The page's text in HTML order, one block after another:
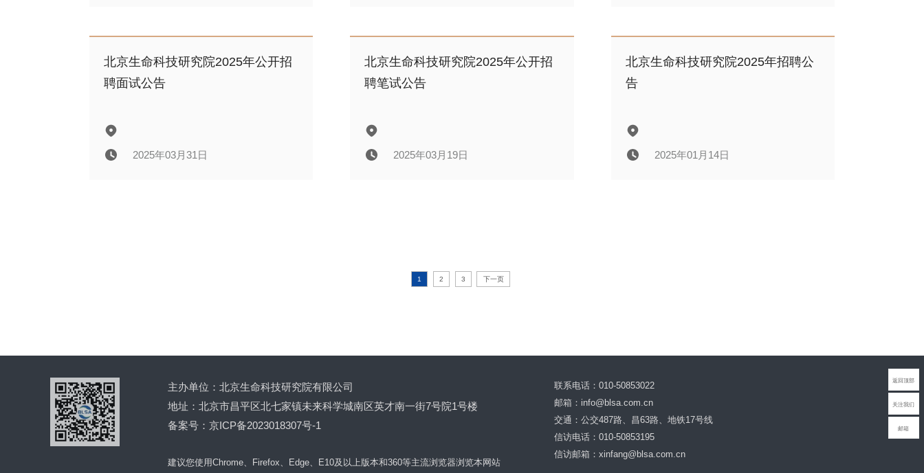
北京生命科技研究院2026年公开招
聘笔试公告
北京生命科技研究院2026年应届毕
业生招聘公告
北京生命科技研究院2025年公开招
聘拟录用人员公示
北京生命科技研究院2025年公开招
聘面试公告
2025年03月31日
北京生命科技研究院2025年公开招
聘笔试公告
2025年03月19日
北京生命科技研究院2025年招聘公
告
2025年01月14日
1 2 3 下一页
主办单位：北京生命科技研究院有限公司
地址：北京市昌平区北七家镇未来科学城南区英才南一街7号院1号楼
备案号：京ICP备2023018307号-1
建议您使用Chrome、Firefox、Edge、E10及以上版本和360等主流浏览器浏览本网站
联系电话：010-50853022
邮箱：info@blsa.com.cn
交通：公交487路、昌63路、地铁17号线
信访电话：010-50853195
信访邮箱：xinfang@blsa.com.cn
返回顶部
关注我们
邮箱